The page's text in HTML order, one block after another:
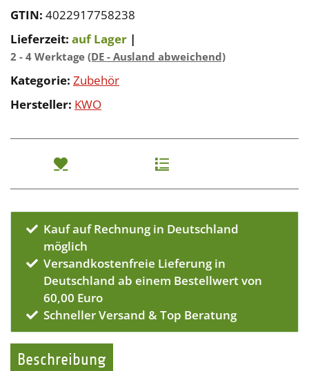
GTIN: 4022917758238
Lieferzeit: auf Lager |
2 - 4 Werktage (DE - Ausland abweichend)
Kategorie: Zubehör
Hersteller: KWO
Kauf auf Rechnung in Deutschland
möglich
Versandkostenfreie Lieferung in
Deutschland ab einem Bestellwert von
60,00 Euro
Schneller Versand & Top Beratung
Beschreibung